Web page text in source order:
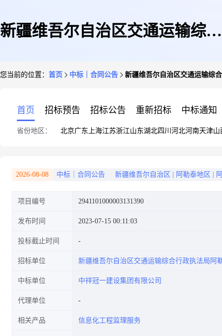
新疆维吾尔自治区交通运输综合
您当前的位置： 首页 中标｜合同公告 新疆维吾尔自治区交通运输综
首页 招标预告 招标公告 重新招标 中标通知
省份地区： 北京广东 上海江苏浙江山东湖北四川 河北河南天津山
2026-08-08 中标｜合同公告 新疆维吾尔自治区 阿勒泰地区
项目编号 2941101000003131390
发布时间 2023-07-15 00:11:03
投标截止时间
招标单位 新疆维吾尔自治区交通运输综合行政执法局阿
中标单位 中祥冠一建设集团有限公司
代理单位
相关产品 信息化工程监理服务